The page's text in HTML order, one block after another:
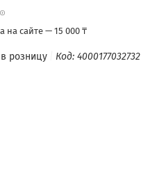
на сайте — 15 000 ₸
розницу Код: 4000177032732